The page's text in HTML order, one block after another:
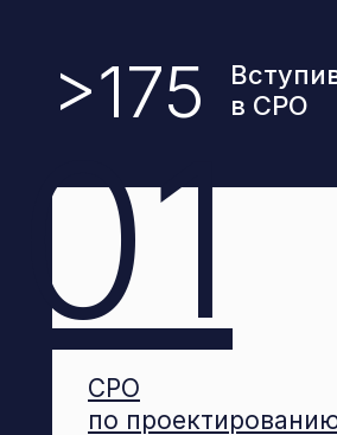
в СРО
>175
СРО
по
01